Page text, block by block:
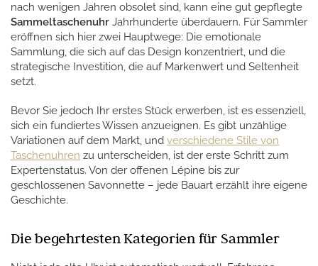
nach wenigen Jahren obsolet sind, kann eine gut gepflegte
Sammeltaschenuhr Jahrhunderte überdauern. Für Sammler
eröffnen sich hier zwei Hauptwege: Die emotionale
Sammlung, die sich auf das Design konzentriert, und die
strategische Investition, die auf Markenwert und Seltenheit
setzt.
Bevor Sie jedoch Ihr erstes Stück erwerben, ist es essenziell,
sich ein fundiertes Wissen anzueignen. Es gibt unzählige
Variationen auf dem Markt, und verschiedene Stile von
Taschenuhren zu unterscheiden, ist der erste Schritt zum
Expertenstatus. Von der offenen Lépine bis zur
geschlossenen Savonnette – jede Bauart erzählt ihre eigene
Geschichte.
Die begehrtesten Kategorien für Sammler